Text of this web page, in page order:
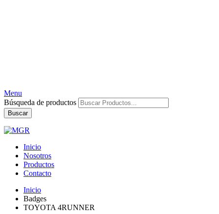
Menu
Búsqueda de productos
Buscar
Inicio
Nosotros
Productos
Contacto
Inicio
Badges
TOYOTA 4RUNNER